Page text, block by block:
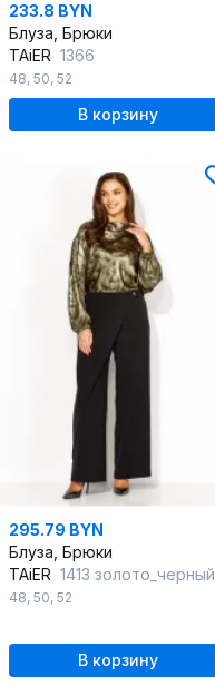
233.8 BYN
Блуза, Брюки
TAiER 1366
48, 50, 52
В корзину
295.79 BYN
Блуза, Брюки
TAiER 1413 золото_черный
48, 50, 52
В корзину